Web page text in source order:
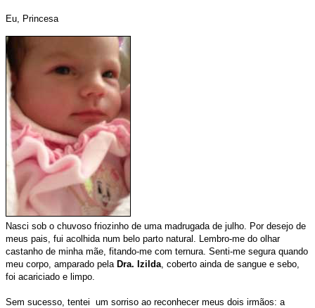
Eu, Princesa
Nasci sob o chuvoso friozinho de uma madrugada de julho. Por desejo de
meus pais, fui acolhida num belo parto natural.
Lembro-me do olhar
castanho de minha mãe, fitando-me com ternura. Senti-me segura quando
meu corpo, amparado pela Dra. Izilda , coberto ainda de sangue e sebo,
foi acariciado e limpo.
Sem sucesso, tentei um sorriso ao reconhecer meus dois irmãos: a